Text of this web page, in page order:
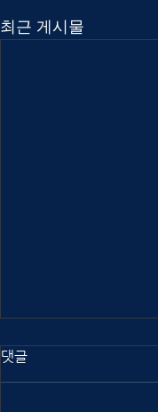
최근 게시물
댓글